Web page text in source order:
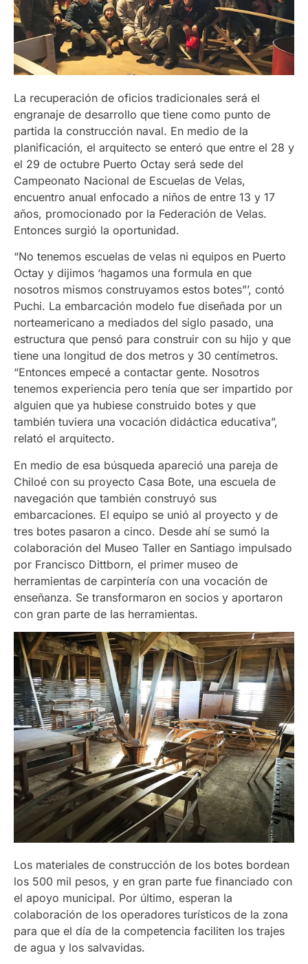
La recuperación de oficios tradicionales será el
engranaje de desarrollo que tiene como punto de
partida la construcción naval. En medio de la
planificación, el arquitecto se enteró que entre el 28 y
el 29 de octubre Puerto Octay será sede del
Campeonato Nacional de Escuelas de Velas,
encuentro anual enfocado a niños de entre 13 y 17
años, promocionado por la Federación de Velas.
Entonces surgió la oportunidad.
“No tenemos escuelas de velas ni equipos en Puerto
Octay y dijimos ‘hagamos una formula en que
nosotros mismos construyamos estos botes”’, contó
Puchi. La embarcación modelo fue diseñada por un
norteamericano a mediados del siglo pasado, una
estructura que pensó para construir con su hijo y que
tiene una longitud de dos metros y 30 centímetros.
“Entonces empecé a contactar gente. Nosotros
tenemos experiencia pero tenía que ser impartido por
alguien que ya hubiese construido botes y que
también tuviera una vocación didáctica educativa”,
relató el arquitecto.
En medio de esa búsqueda apareció una pareja de
Chiloé con su proyecto Casa Bote, una escuela de
navegación que también construyó sus
embarcaciones. El equipo se unió al proyecto y de
tres botes pasaron a cinco. Desde ahí se sumó la
colaboración del Museo Taller en Santiago impulsado
por Francisco Dittborn, el primer museo de
herramientas de carpintería con una vocación de
enseñanza. Se transformaron en socios y aportaron
con gran parte de las herramientas.
Los materiales de construcción de los botes bordean
los 500 mil pesos, y en gran parte fue financiado con
el apoyo municipal. Por último, esperan la
colaboración de los operadores turísticos de la zona
para que el día de la competencia faciliten los trajes
de agua y los salvavidas.